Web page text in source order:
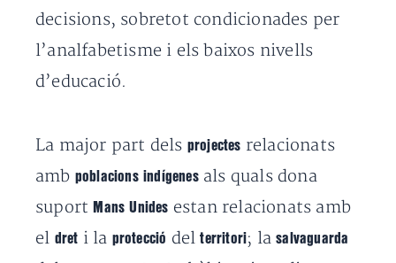
decisions, sobretot condicionades per
l’analfabetisme i els baixos nivells
d’educació.
La major part dels projectes relacionats
amb poblacions indígenes als quals dona
suportMans Unides estan relacionats amb
el dret i la protecció delterritori; lasalvaguarda